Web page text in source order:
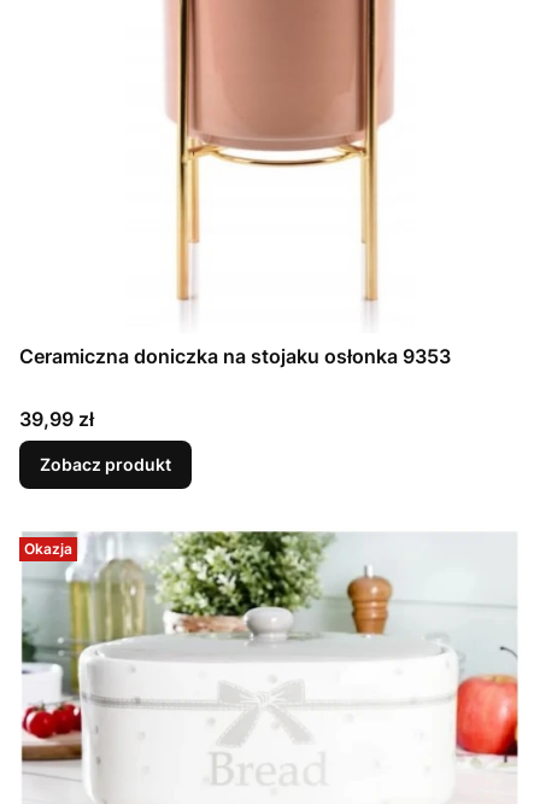
Ceramiczna doniczka na stojaku osłonka 9353
Cena
39,99 zł
Zobacz produkt
Okazja